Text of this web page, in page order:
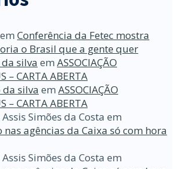
em Conferência da Fetec mostra
o Brasil que a gente quer
silva em ASSOCIAÇÃO
– CARTA ABERTA
silva em ASSOCIAÇÃO
– CARTA ABERTA
Simões da Costa em
agências da Caixa só com hora
Simões da Costa em